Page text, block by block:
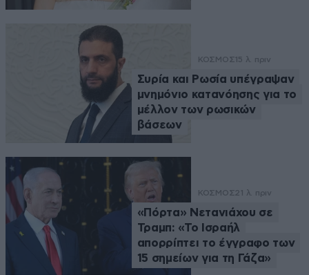
ΚΟΣΜΟΣ 15 λ. πριν
Συρία και Ρωσία υπέγραψαν
μνημόνιο κατανόησης για το
μέλλον των ρωσικών
βάσεων
ΚΟΣΜΟΣ21 λ. πριν
«Πόρτα» Νετανιάχου σε
Τραμπ: «Το Ισραήλ
απορρίπτει το έγγραφο των
15 σημείων για τη Γάζα»